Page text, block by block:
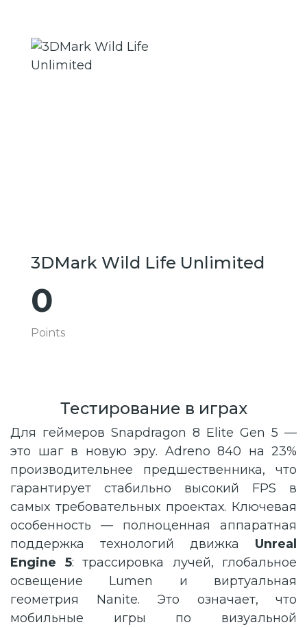
3DMark Wild Life Unlimited
0
Points
Тестирование в играх
Для геймеров Snapdragon 8 Elite Gen 5 —
это шаг в новую эру. Adreno 840 на 23%
производительнее предшественника, что
гарантирует стабильно высокий FPS в
самых требовательных проектах. Ключевая
особенность — полноценная аппаратная
поддержка технологий движка Unreal
Engine 5: трассировка лучей, глобальное
освещение Lumen и виртуальная
геометрия Nanite. Это означает, что
мобильные игры по визуальной